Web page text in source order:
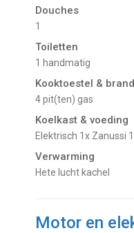
Douches
1
Toiletten
1 handmatig
Kooktoestel &
4 pit(ten) gas
Koelkast & voeding
Elektrisch 1x Zanussi
Verwarming
Hete lucht kachel
Motor en